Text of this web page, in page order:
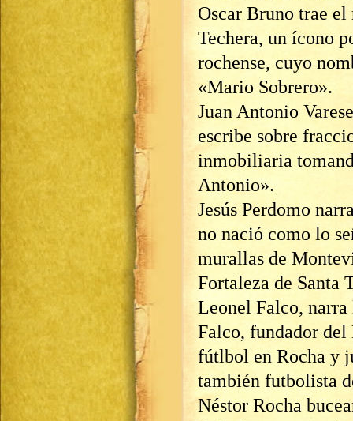
Oscar Bruno trae
Techera, un ícono
rochense, cuyo
«Mario Sobrero».
Juan Antonio
escribe sobre
inmobiliaria
Antonio».
Jesús Perdomo
no nació como lo
murallas de
Fortaleza de Santa
Leonel Falco,
Falco, fundador
fútlbol en Rocha y
también futbolista
Néstor Rocha